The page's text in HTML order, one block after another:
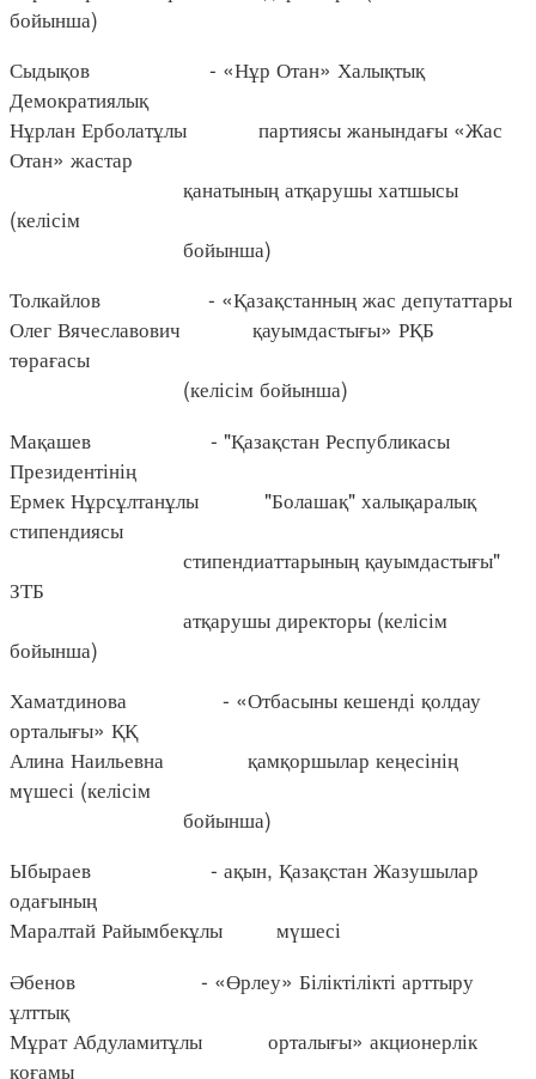
бойынша)
Сыдықов - «Нұр Отан» Халықтық
Демократиялық
Нұрлан Ерболатұлы партиясы жанындағы «Жас
Отан» жастар
қанатының атқарушы хатшысы
(келісім
бойынша)
Толкайлов - «Қазақстанның жас депутаттары
Олег Вячеславович қауымдастығы» РҚБ
төрағасы
(келісім бойынша)
Мақашев - "Қазақстан Республикасы
Президентінің
Ермек Нұрсұлтанұлы "Болашақ" халықаралық
стипендиясы
стипендиаттарының қауымдастығы"
ЗТБ
атқарушы директоры (келісім
бойынша)
Хаматдинова - «Отбасыны кешенді қолдау
орталығы» ҚҚ
Алина Наильевна қамқоршылар кеңесінің
мүшесі (келісім
бойынша)
Ыбыраев - ақын, Қазақстан Жазушылар
одағының
Маралтай Райымбекұлы мүшесі
Әбенов - «Өрлеу» Біліктілікті арттыру
ұлттық
Мұрат Абдуламитұлы орталығы» акционерлік
қоғамы